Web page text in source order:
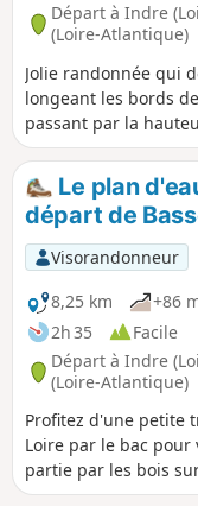
Départ à Indre
(Loire-Atlantique)
Jolie randonnée qui
longeant les bords
passant par la
par les Marais de
atteindre le plan
carrière de Pont
Le plan
départ de
Visorandonneur
8,25 km
+86
2h 35
Facile
Départ à Indre
(Loire-Atlantique)
Profitez d'une petite
Loire par le bac pour
partie par les bois
Roche Ballue, une